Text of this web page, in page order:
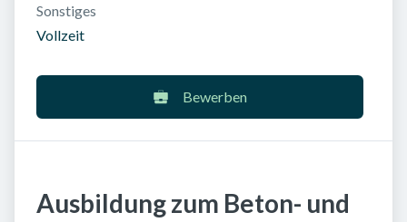
Sonstiges
Vollzeit
Bewerben
Ausbildung zum Beton- und